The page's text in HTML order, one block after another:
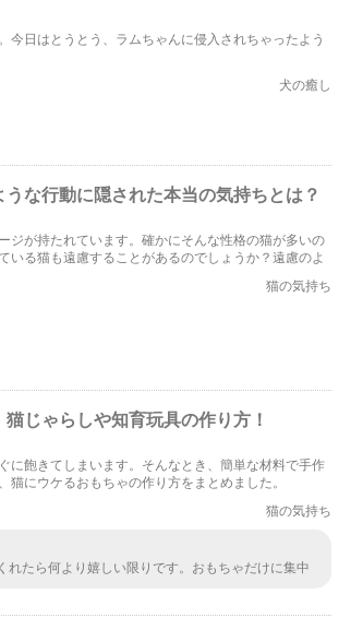
日はとうとう、ラムちゃんに侵入されちゃったよう
犬の癒し
な行動に隠された本当の気持ちとは？
ジが持たれています。確かにそんな性格の猫が多いの
る猫も遠慮することがあるのでしょうか？遠慮のよ
猫の気持ち
じゃらしや知育玩具の作り方！
に飽きてしまいます。そんなとき、簡単な材料で手作
にウケるおもちゃの作り方をまとめました。
猫の気持ち
たら何より嬉しい限りです。おもちゃだけに集中